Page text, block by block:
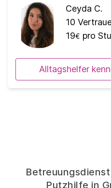
Ceyda C.
10
19€ pro
Alltagshelfer
Putzhilfe in